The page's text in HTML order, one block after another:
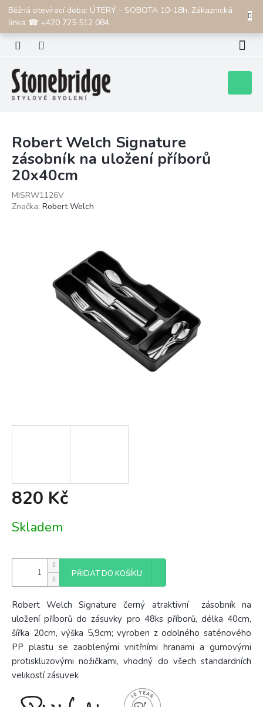
Přejít
obsah
Běžná otevírací doba: ÚTERÝ - SOBOTA 10-18h. Zákaznická
linka ☎ +420 725 512 084.
CZK
košík
Robert Welch Signature
zásobník na uložení příborů
20x40cm
MISRW1126V
Značka: Robert Welch
820 Kč
cena:
Skladem
PŘIDAT DO KOŠÍKU
Robert Welch Signature černý atraktivní zásobník na
uložení příborů do zásuvky pro 48ks příborů, délka 40cm,
šířka 20cm, výška 5,9cm; vyroben z odolného saténového
PP plastu se zaoblenými vnitřními hranami a gumovými
protiskluzovými nožičkami, vhodný do všech standardních
velikostí zásuvek